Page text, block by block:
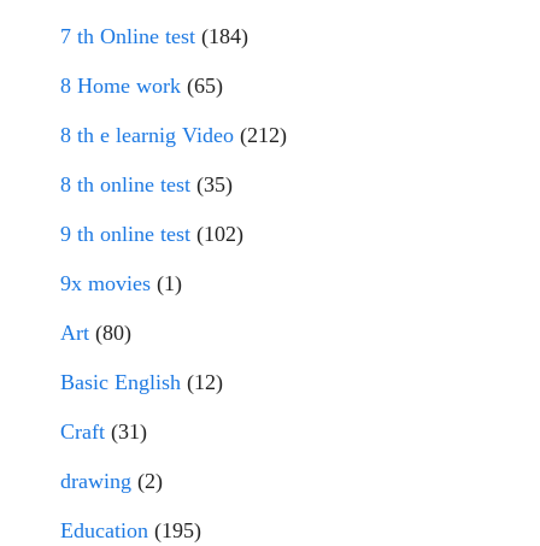
7 th Online test (184)
8 Home work (65)
8 th e learnig Video (212)
8 th online test (35)
9 th online test (102)
9x movies (1)
Art (80)
Basic English (12)
Craft (31)
drawing (2)
Education (195)